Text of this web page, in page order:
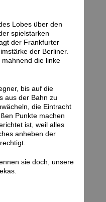
Lobes über den
spielstarken
der Frankfurter
der Berliner.
die linke
bis auf die
aus der Bahn zu
die Eintracht
Punkte machen
ist, weil alles
anheben der
sie doch, unsere